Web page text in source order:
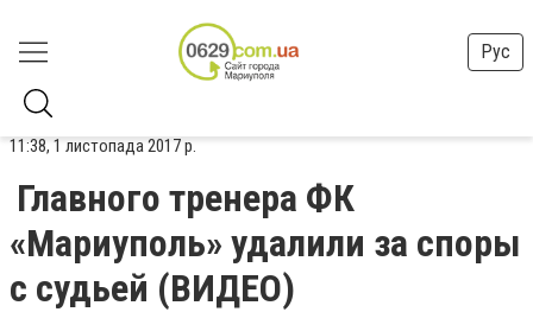
Рус
11:38, 1 листопада 2017 р.
Главного тренера ФК
«Мариуполь» удалили за споры
с судьей (ВИДЕО)